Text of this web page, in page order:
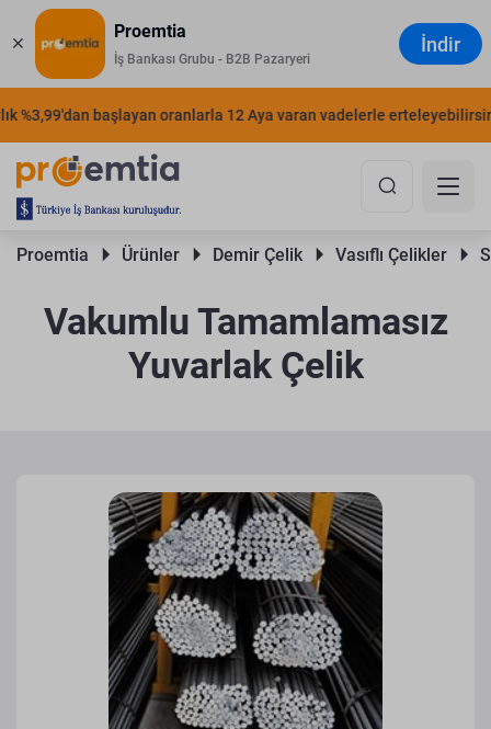
Proemtia
İş Bankası Grubu - B2B Pazaryeri
İndir
başlayan oranlarla 12 Aya varan vadelerle erteleyebilirsiniz.
Proemtia Ürünler Demir Çelik Vasıflı Çelikler
Vakumlu Tamamlamasız
Yuvarlak Çelik